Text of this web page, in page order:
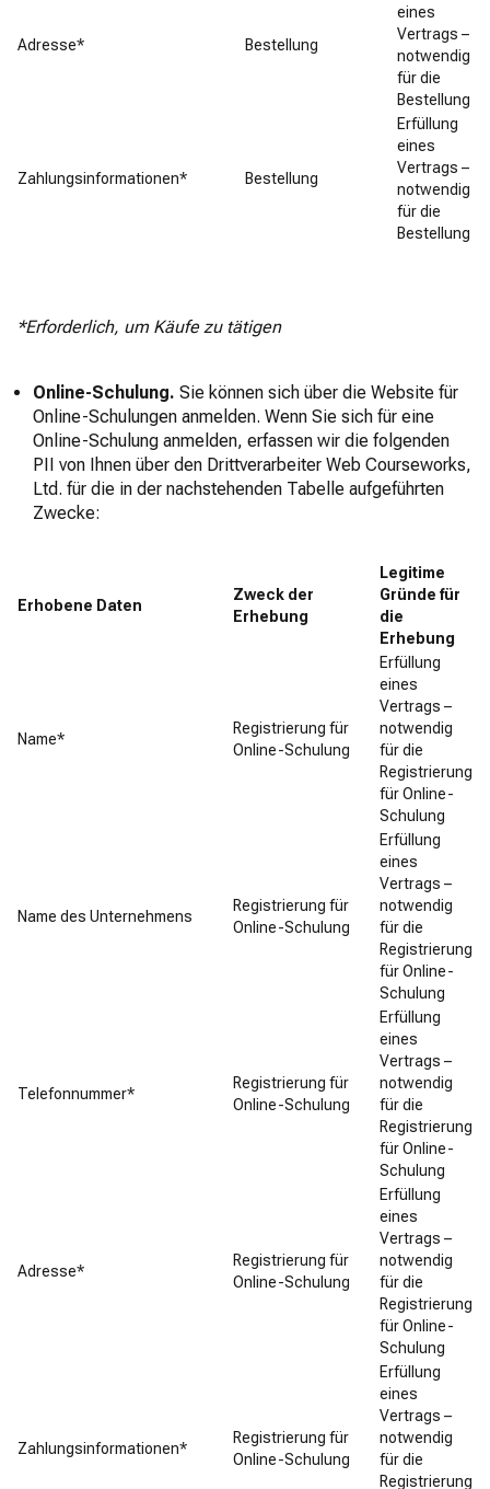
Adresse* Bestellung
eines
Vertrags –
notwendig
für die
Bestellung
Zahlungsinformationen* Bestellung
Erfüllung
eines
Vertrags –
notwendig
für die
Bestellung
*Erforderlich, um Käufe zu tätigen
Online-Schulung. Sie können sich über die Website für
Online-Schulungen anmelden. Wenn Sie sich für eine
Online-Schulung anmelden, erfassen wir die folgenden
PII von Ihnen über den Drittverarbeiter Web Courseworks,
Ltd. für die in der nachstehenden Tabelle aufgeführten
Zwecke:
Erhobene Daten
Zweck der
Erhebung
Legitime
Gründe für
die
Erhebung
Name*
Registrierung für
Online-Schulung
Erfüllung
eines
Vertrags –
notwendig
für die
Registrierung
für Online-
Schulung
Name des Unternehmens
Registrierung für
Online-Schulung
Erfüllung
eines
Vertrags –
notwendig
für die
Registrierung
für Online-
Schulung
Telefonnummer*
Registrierung für
Online-Schulung
Erfüllung
eines
Vertrags –
notwendig
für die
Registrierung
für Online-
Schulung
Adresse*
Registrierung für
Online-Schulung
Erfüllung
eines
Vertrags –
notwendig
für die
Registrierung
für Online-
Schulung
Zahlungsinformationen*
Registrierung für
Online-Schulung
Erfüllung
eines
Vertrags –
notwendig
für die
Registrierung